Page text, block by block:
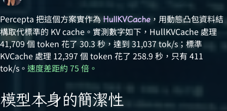
Percepta 把這個方案實作為HullKVCache ，用動態凸包資料結
構取代標準的 KV cache。實測數字如下，HullKVCache 處理
41,709 個 token 花了 30.3 秒，達到 31,037 tok/s；標準
KVCache 處理 12,397 個 token 花了 258.9 秒，只有 411
tok/s。 速度差距約 75 倍。
模型本身的簡潔性